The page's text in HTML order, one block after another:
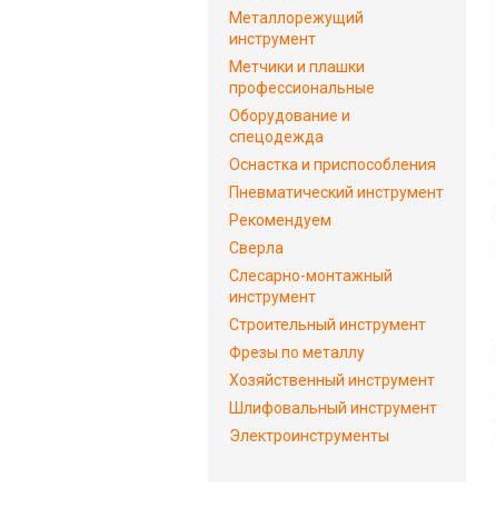
Металлорежущий
инструмент
Метчики и плашки
профессиональные
Оборудование и
спецодежда
Оснастка и приспособления
Пневматический инструмент
Рекомендуем
Сверла
Слесарно-монтажный
инструмент
Строительный инструмент
Фрезы по металлу
Хозяйственный инструмент
Шлифовальный инструмент
Электроинструменты